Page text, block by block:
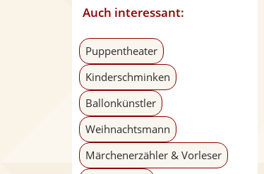
Auch interessant:
Puppentheater
Kinderschminken
Ballonkünstler
Weihnachtsmann
Märchenerzähler & Vorleser